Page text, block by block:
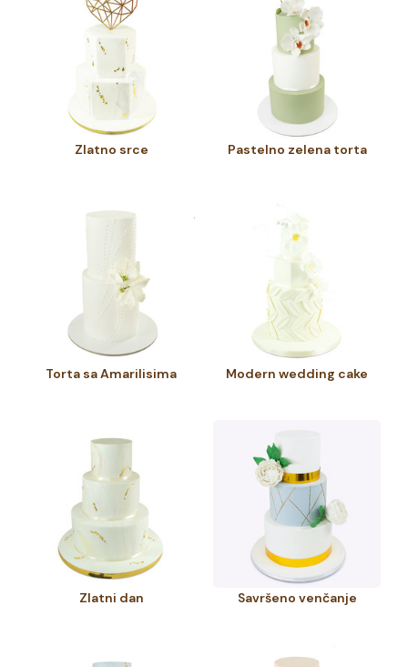
Zlatno srce Pastelno zelena torta
Torta sa Amarilisima Modern wedding cake
Zlatni dan Savršeno venčanje